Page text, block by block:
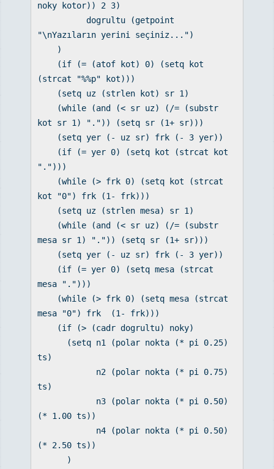
noky kotor)) 2 3)
dogrultu (getpoint
"\nYazıların yerini seçiniz...")
)
(if (= (atof kot) 0) (setq kot
(strcat "%%p" kot)))
(setq uz (strlen kot) sr 1)
(while (and (< sr uz) (/= (substr
kot sr 1) ".")) (setq sr (1+ sr)))
(setq yer (- uz sr) frk (- 3 yer))
(if (= yer 0) (setq kot (strcat kot
".")))
(while (> frk 0) (setq kot (strcat
kot "0") frk (1- frk)))
(setq uz (strlen mesa) sr 1)
(while (and (< sr uz) (/= (substr
mesa sr 1) ".")) (setq sr (1+ sr)))
(setq yer (- uz sr) frk (- 3 yer))
(if (= yer 0) (setq mesa (strcat
mesa ".")))
(while (> frk 0) (setq mesa (strcat
mesa "0") frk (1- frk)))
(if (> (cadr dogrultu) noky)
(setq n1 (polar nokta (* pi 0.25)
ts)
n2 (polar nokta (* pi 0.75)
ts)
n3 (polar nokta (* pi 0.50)
(* 1.00 ts))
n4 (polar nokta (* pi 0.50)
(* 2.50 ts))
)